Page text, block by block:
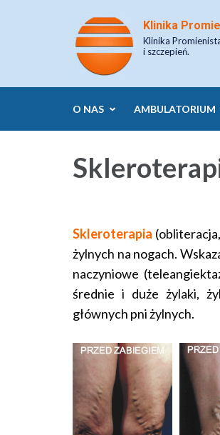
Enter)
Klinika
Klinika
i szczepień.
O NAS AMBULATORIUM
Skleroterapia
żylnych na nogach.
naczyniowe
średnie i duże żylaki,
głównych pni żylnych.